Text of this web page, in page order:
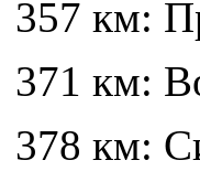
357 км:
371 км:
378 км: